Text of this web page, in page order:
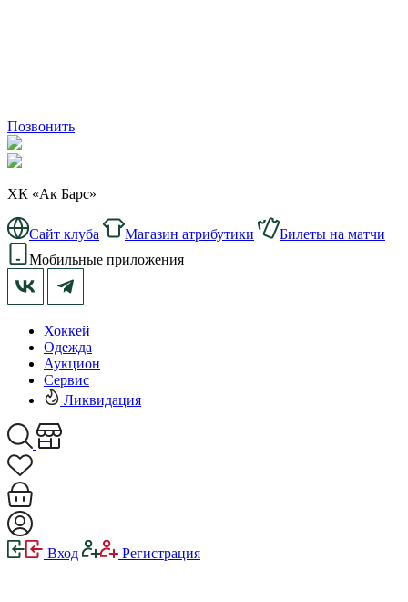
Позвонить
ХК «Ак Барс»
Сайт клуба Магазин атрибутики
Билеты на матчи
Мобильные приложения
Хоккей
Одежда
Аукцион
Сервис
Ликвидация
Вход Регистрация